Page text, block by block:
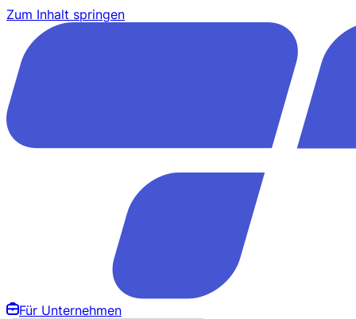
Zum Inhalt springen
Für Unternehmen